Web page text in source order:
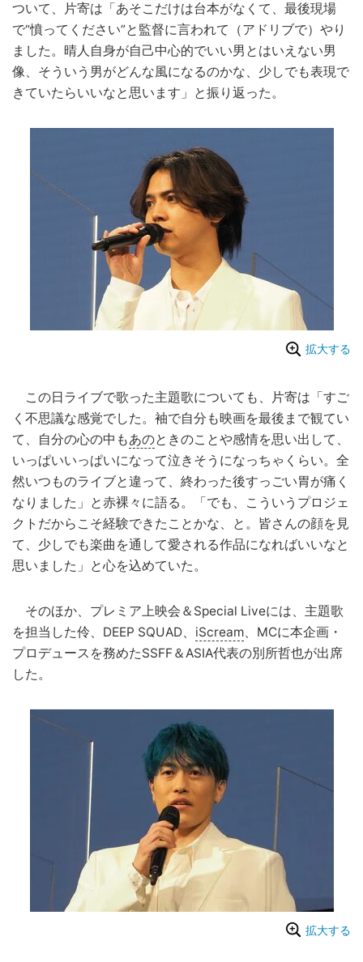
ついて、片寄は「あそこだけは台本がなくて、最後現場
で“憤ってください”と監督に言われて（アドリブで）やり
ました。晴人自身が自己中心的でいい男とはいえない男
像、そういう男がどんな風になるのかな、少しでも表現で
きていたらいいなと思います」と振り返った。
拡大する
この日ライブで歌った主題歌についても、片寄は「すご
く不思議な感覚でした。袖で自分も映画を最後まで観てい
て、自分の心の中もあのときのことや感情を思い出して、
いっぱいいっぱいになって泣きそうになっちゃくらい。全
然いつものライブと違って、終わった後すっごい胃が痛く
なりました」と赤裸々に語る。「でも、こういうプロジェ
クトだからこそ経験できたことかな、と。皆さんの顔を見
て、少しでも楽曲を通して愛される作品になればいいなと
思いました」と心を込めていた。
そのほか、プレミア上映会＆Special Liveには、主題歌
を担当した伶、DEEP SQUAD、 iScream 、MCに本企画・
プロデュースを務めたSSFF＆ASIA代表の別所哲也が出席
した。
拡大する